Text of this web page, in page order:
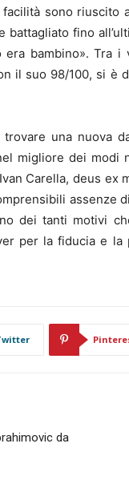
sono riuscito
battagliato fino
bambino». Tra
il suo 98/100, si
una nuova
migliore dei
Carella, deus ex
assenze
dei tanti motivi
per la fiducia e
da